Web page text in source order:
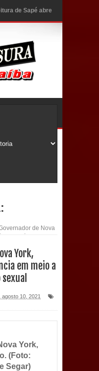
de Sapé abre
em Marí
reunião
estadual
paga salários
e injeta R$
de Nova
em meio a
York,
em meio a
10, 2021
York,
(Foto:
Segar)